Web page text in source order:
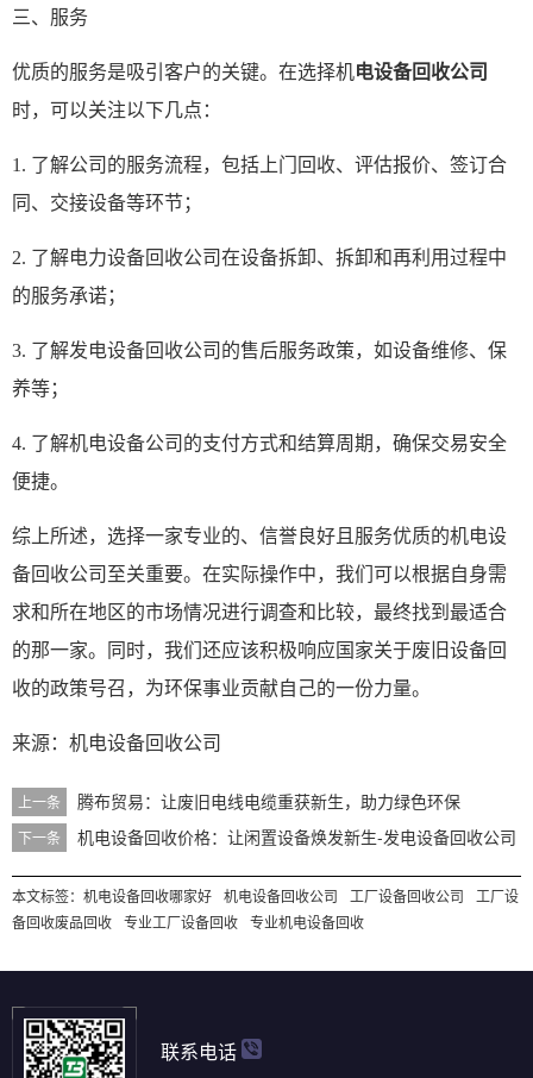
三、服务
优质的服务是吸引客户的关键。在选择机电设备回收公司
时，可以关注以下几点：
1. 了解公司的服务流程，包括上门回收、评估报价、签订合
同、交接设备等环节；
2. 了解电力设备回收公司在设备拆卸、拆卸和再利用过程中
的服务承诺；
3. 了解发电设备回收公司的售后服务政策，如设备维修、保
养等；
4. 了解机电设备公司的支付方式和结算周期，确保交易安全
便捷。
综上所述，选择一家专业的、信誉良好且服务优质的机电设
备回收公司至关重要。在实际操作中，我们可以根据自身需
求和所在地区的市场情况进行调查和比较，最终找到最适合
的那一家。同时，我们还应该积极响应国家关于废旧设备回
收的政策号召，为环保事业贡献自己的一份力量。
来源： 机电设备回收公司
上一条 腾布贸易：让废旧电线电缆重获新生，助力绿色环保
下一条 机电设备回收价格：让闲置设备焕发新生-发电设备回收公司
本文标签： 机电设备回收哪家好 机电设备回收公司 工厂设备回收公司
工厂设
备回收废品回收 专业工厂设备回收 专业机电设备回收
联系电话